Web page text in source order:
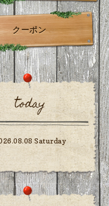
クーポン
today
Saturday